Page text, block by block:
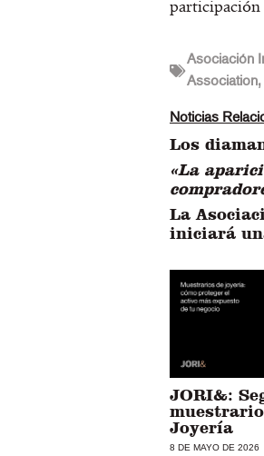
Asociación
Association,
Noticias
Los
«La
La
iniciará
JORI&:
Joyería
8 DE MAYO DE 2026